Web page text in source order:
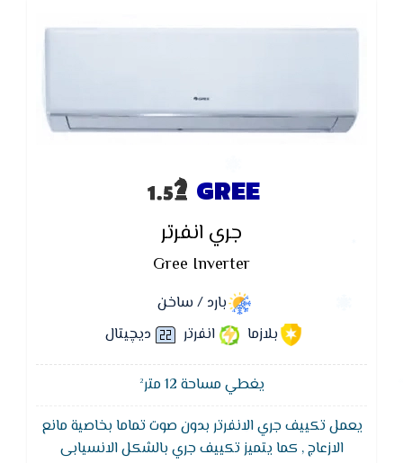
GREE
جري انفرتر
Gree Inverter
بارد / ساخن
بلازما
انفرتر ديچيتال
يغطي مساحة 12 متر²
يعمل تكييف جري الانفرتر بدون صوت تماما بخاصية مانع
الازعاج , كما يتميز تكييف جري بالشكل الانسيابى